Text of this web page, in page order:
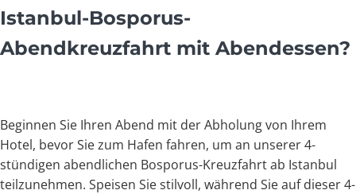
Istanbul-Bosporus-
Abendkreuzfahrt mit Abendessen?
Beginnen Sie Ihren Abend mit der Abholung von Ihrem
Hotel, bevor Sie zum Hafen fahren, um an unserer 4-
stündigen abendlichen Bosporus-Kreuzfahrt ab Istanbul
teilzunehmen. Speisen Sie stilvoll, während Sie auf dieser 4-